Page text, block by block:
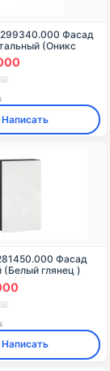
Фасад
(Оникс
Написать
Фасад
глянец )
Написать